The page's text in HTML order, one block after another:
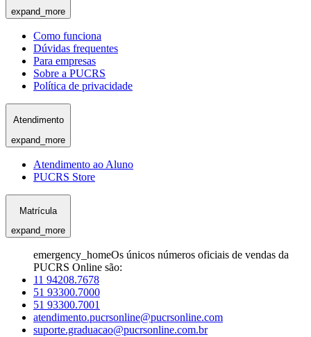
expand_more
Como funciona
Dúvidas frequentes
Para empresas
Sobre a PUCRS
Política de privacidade
Atendimento
expand_more
Atendimento ao Aluno
PUCRS Store
Matrícula
expand_more
emergency_homeOs únicos números oficiais de vendas da
PUCRS Online são:
11 94208.7678
51 93300.7000
51 93300.7001
atendimento.pucrsonline@pucrsonline.com
suporte.graduacao@pucrsonline.com.br